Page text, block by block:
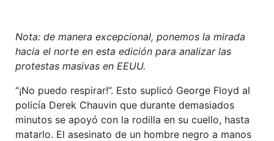
Nota: de manera excepcional, ponemos la mirada
hacia el norte en esta edición para analizar las
protestas masivas en EEUU.
“¡No puedo respirar!”. Esto suplicó George Floyd al
policía Derek Chauvin que durante demasiados
minutos se apoyó con la rodilla en su cuello, hasta
matarlo. El asesinato de un hombre negro a manos